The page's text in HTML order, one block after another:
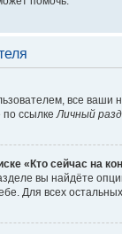
все
ссылке Личный
«Кто сейчас на
вы найдёте
Для всех